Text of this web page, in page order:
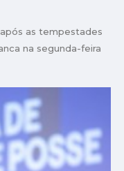
as tempestades
na segunda-feira